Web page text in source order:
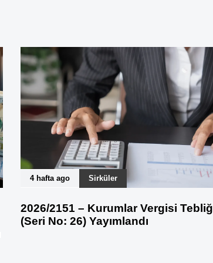
4 hafta ago Sirküler
2026/2151 – Kurumlar Vergisi Tebliğ
(Seri No: 26) Yayımlandı